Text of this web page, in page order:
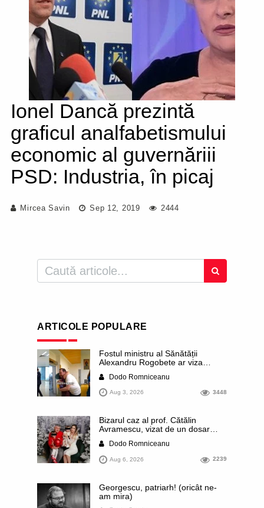
Ionel Dancă prezintă
graficul analfabetismului
economic al guvernăriii
PSD: Industria, în picaj
Mircea Savin Sep 12, 2019 2444
ARTICOLE POPULARE
Fostul ministru al Sănătății
Alexandru Rogobete ar viza
al orașului Timișoara. Pesedistul
publică imagini demne de Coreea
de Nord cu femei din Timișoara
Dodo Romniceanu
Aug 3, 2026 3448
Bizarul caz al prof. Cătălin
Avramescu, vizat de un dosar
DIICOT pentru „pornografie
infantilă”. Miroase a execuție
stalinistă. Cea mai imundă parte a
presei publică inclusiv documente
dezvăluite date ultra-personale
ale profesorului, inclusiv
diagnostice și tratamente
Dodo Romniceanu
Aug 6, 2026 2239
Georgescu, patriarh! (oricât ne-
am mira)